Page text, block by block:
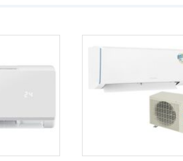
mức giá dễ tiếp cận.